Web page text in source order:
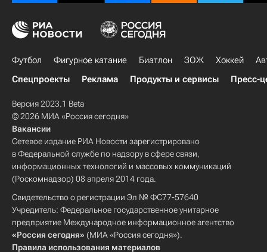
Футбол Фигурное катание Биатлон ЗОЖ Хоккей
Спецпроекты
Реклама Продукты и сервисы Пресс-
Версия 2023.1 Beta
© 2026 МИА «Россия сегодня»
Вакансии
Сетевое издание РИА Новости зарегистрировано
в Федеральной службе по надзору в сфере связи,
информационных технологий и массовых коммуникаций
(Роскомнадзор) 08 апреля 2014 года.
Свидетельство о регистрации Эл № ФС77-57640
Учредитель: Федеральное государственное унитарное
предприятие Международное информационное агентство
«Россия сегодня» (МИА «Россия сегодня»).
Правила использования материалов